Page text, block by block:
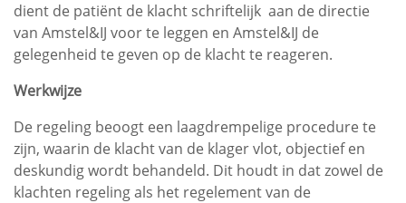
dient de patiënt de klacht schriftelijk aan de directie
van Amstel&IJ voor te leggen en Amstel&IJ de
gelegenheid te geven op de klacht te reageren.
Werkwijze
De regeling beoogt een laagdrempelige procedure te
zijn, waarin de klacht van de klager vlot, objectief en
deskundig wordt behandeld. Dit houdt in dat zowel de
klachten regeling als het regelement van de